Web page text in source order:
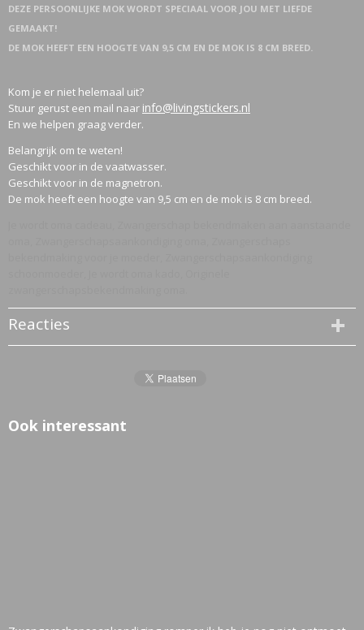
DEZE PERSOONLIJKE MOK WORDT SPECIAAL VOOR JOU MET LIEFDE
GEMAAKT!
DE MOK HEEFT EEN HOOGTE VAN 9,5 CM EN DE MOK IS 8 CM BREED.
Kom je er niet helemaal uit?
Stuur gerust een mail naar info@livingstickers.nl
En we helpen graag verder.
Belangrijk om te weten!
Geschikt voor in de vaatwasser.
Geschikt voor in de magnetron.
De mok heeft een hoogte van 9,5 cm en de mok is 8 cm breed.
Reacties
Ook interessant